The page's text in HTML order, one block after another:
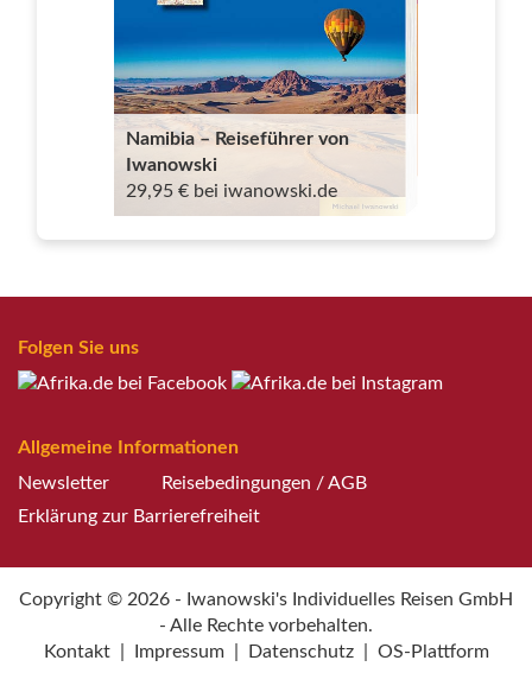
Namibia – Reiseführer von
Iwanowski
29,95 € bei iwanowski.de
Folgen Sie uns
Allgemeine Informationen
Newsletter
Reisebedingungen / AGB
Erklärung zur Barrierefreiheit
Copyright © 2026 - Iwanowski's Individuelles Reisen GmbH
- Alle Rechte vorbehalten.
Kontakt
Impressum Datenschutz OS-Plattform